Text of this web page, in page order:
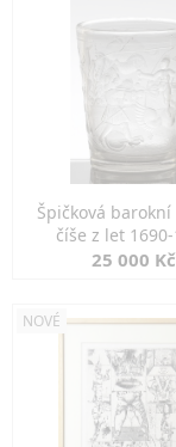
Špičková barokní
číše z let
25 000 Kč
NOVÉ